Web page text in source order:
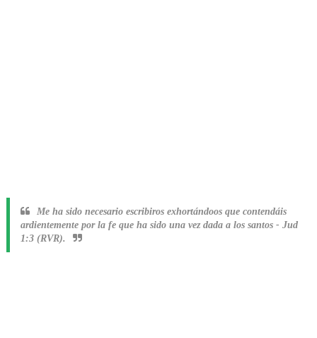
Me ha sido necesario escribiros exhortándoos que contendáis
ardientemente por la fe que ha sido una vez dada a los santos - Jud
1:3 (RVR).